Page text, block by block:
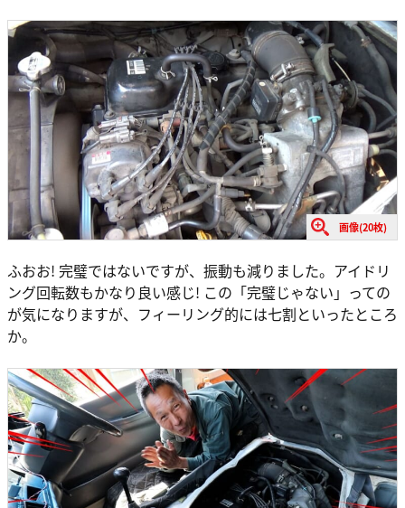
画像(20枚)
ふおお! 完璧ではないですが、振動も減りました。アイドリ
ング回転数もかなり良い感じ! この「完璧じゃない」っての
が気になりますが、フィーリング的には七割といったところ
か。